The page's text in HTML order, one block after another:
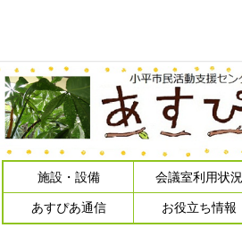
施設・設備 会議室利用状況
あすぴあ通信 お役立ち情報